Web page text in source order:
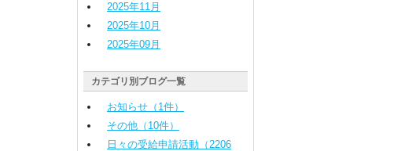
2025年11月
2025年10月
2025年09月
カテゴリ別ブログ一覧
お知らせ（1件）
その他（10件）
日々の受給申請活動（2206